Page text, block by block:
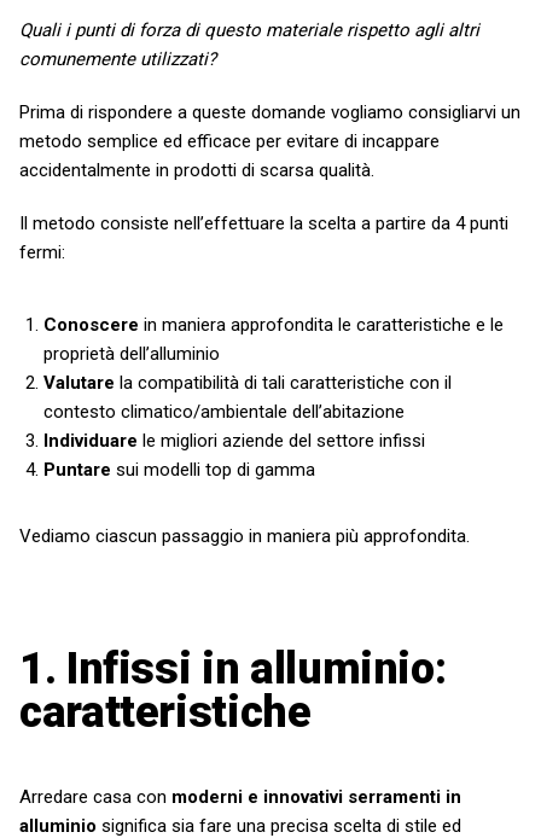
Quali i punti di forza di questo materiale rispetto agli altri
comunemente utilizzati?
Prima di rispondere a queste domande vogliamo consigliarvi un
metodo semplice ed efficace per evitare di incappare
accidentalmente in prodotti di scarsa qualità.
Il metodo consiste nell’effettuare la scelta a partire da 4 punti
fermi:
Conoscere in maniera approfondita le caratteristiche e le
proprietà dell’alluminio
Valutare la compatibilità di tali caratteristiche con il
contesto climatico/ambientale dell’abitazione
Individuare le migliori aziende del settore infissi
Puntare sui modelli top di gamma
Vediamo ciascun passaggio in maniera più approfondita.
1. Infissi in alluminio:
caratteristiche
Arredare casa con moderni e innovativi serramenti in
alluminio significa sia fare una precisa scelta di stile ed